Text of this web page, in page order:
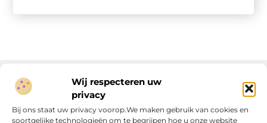
Wij respecteren uw
privacy
Bij ons staat uw privacy voorop.We maken gebruik van cookies en
soortgelijke technologieën om te begrijpen hoe u onze website
Onze informatie